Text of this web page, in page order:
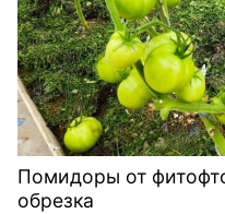
Помидоры от
обрезка